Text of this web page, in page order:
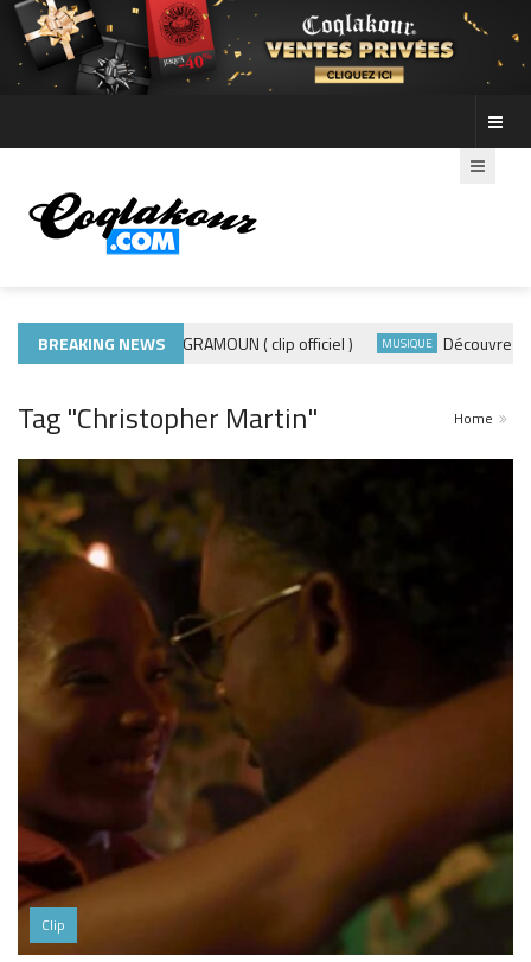
BREAKING NEWS
ADE440 – GRAMOUN ( clip officiel ) MUSIQUE Découvre les
Tag "Christopher Martin" Home
Clip